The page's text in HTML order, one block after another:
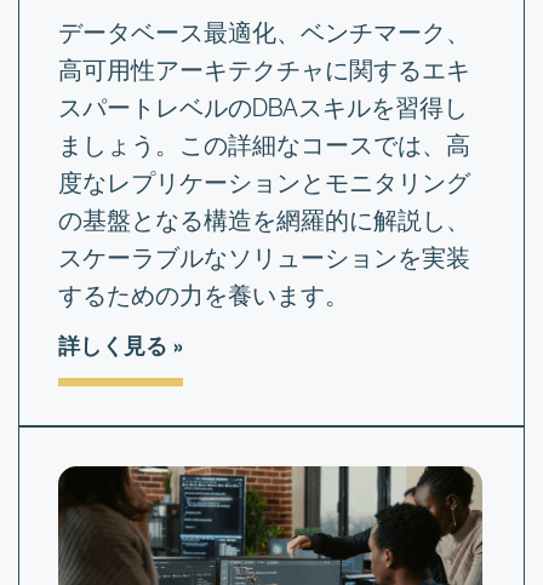
データベース最適化、ベンチマーク、
高可用性アーキテクチャに関するエキ
スパートレベルのDBAスキルを習得し
ましょう。この詳細なコースでは、高
度なレプリケーションとモニタリング
の基盤となる構造を網羅的に解説し、
スケーラブルなソリューションを実装
するための力を養います。
詳しく見る